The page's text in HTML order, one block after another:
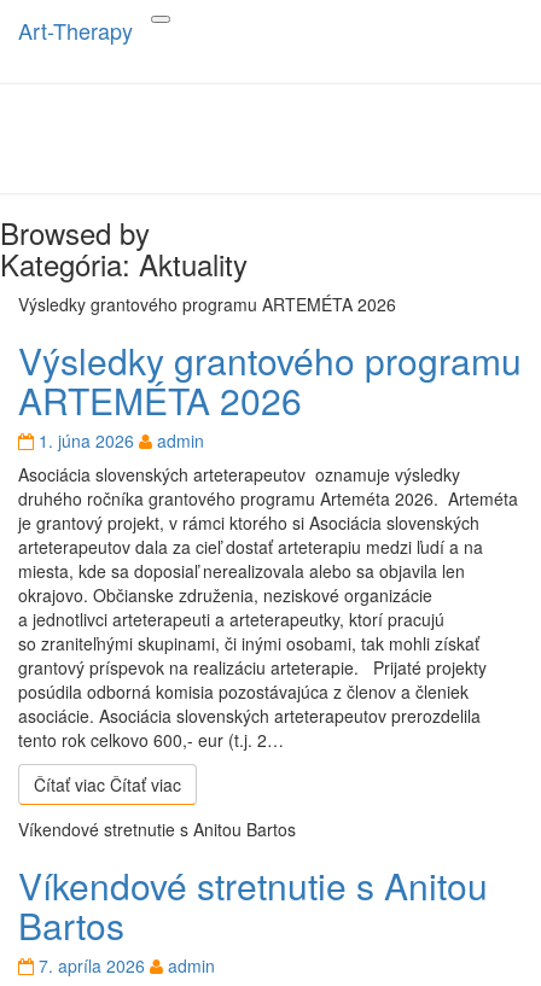
Toggle
Art-Therapy
Browsed by
Kategória: Aktuality
Výsledky grantového programu ARTEMÉTA 2026
Výsledky grantového programu
ARTEMÉTA 2026
1. júna 2026
admin
Asociácia slovenských arteterapeutov oznamuje výsledky
druhého ročníka grantového programu Arteméta 2026. Arteméta
je grantový projekt, v rámci ktorého si Asociácia slovenských
arteterapeutov dala za cieľ dostať arteterapiu medzi ľudí a na
miesta, kde sa doposiaľ nerealizovala alebo sa objavila len
okrajovo. Občianske združenia, neziskové organizácie
a jednotlivci arteterapeuti a arteterapeutky, ktorí pracujú
so zraniteľnými skupinami, či inými osobami, tak mohli získať
grantový príspevok na realizáciu arteterapie. Prijaté projekty
posúdila odborná komisia pozostávajúca z členov a členiek
asociácie. Asociácia slovenských arteterapeutov prerozdelila
tento rok celkovo 600,- eur (t.j. 2…
Čítať viac Čítať viac
Víkendové stretnutie s Anitou Bartos
Víkendové stretnutie s Anitou
Bartos
7. apríla 2026
admin